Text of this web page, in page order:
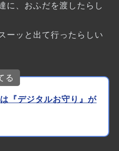
に、おふだを渡したらし
ーッと出て行ったらしい
る
『デジタルお守り』が